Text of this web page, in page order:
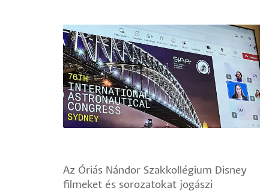
Az Óriás Nándor Szakkollégium Disney
filmeket és sorozatokat jogászi